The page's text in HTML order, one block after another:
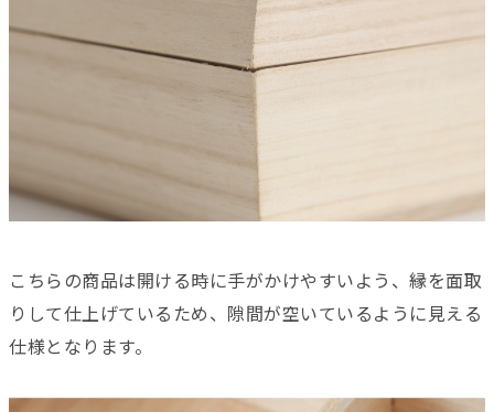
こちらの商品は開ける時に手がかけやすいよう、縁を面取
りして仕上げているため、隙間が空いているように見える
仕様となります。